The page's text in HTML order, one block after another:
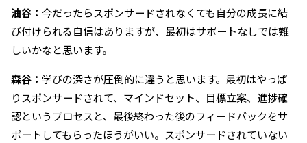
油谷：今だったらスポンサードされなくても自分の成長に結
び付けられる自信はありますが、最初はサポートなしでは難
しいかなと思います。
森谷：学びの深さが圧倒的に違うと思います。最初はやっぱ
りスポンサードされて、マインドセット、目標立案、進捗確
認というプロセスと、最後終わった後のフィードバックをサ
ポートしてもらったほうがいい。スポンサードされていない